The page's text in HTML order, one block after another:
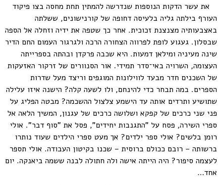
את עשר הדקות הנוספות שנדרשה להמתין תחת מחסה בצו פיקוד
העורף בילתה גליה בלעיסה דחופה של קורנישונים, ששלתה
באצבעותיה מצנצנת זכוכית. אחר כך שטפה את ידיה וזחלה אל הספה
שבסלון. געגוע לופת לפרווה הצחורה הרכה ולגרגור העמום החם הדיר
שינה מעיניה ומילאן דמעות. היא שכבה פרקדן ובהתה בספרייתה
העצומה, השרויה באי־סדר תמידי. אור הסנוורים של זרקור האזעקות
של השכנים חדר מבעד לווילונות המוגפים וריצד מעל שדרות
הספרים. במה תבחר כדי להינחם, ולו לשעה קלה? הישנה איזו עלילה
שתושיע ותרדים אותה עד הישמע צלצול ההשכמה? מבטה הפליג על
פני שני כרכים של קפקא ושלושה כרכים של עגנון, המשיך הלאה אל
ספרי השירה, פסח על "התגנבות יחידים", פסל את "סוף דבר". אולי
רומן בלשים? אולי ספר ילדים? אך מעט ספרי הילדים שעוד נותרו
ברשותה – רובם ככולם ברוסית – שכנו בקיטון העבודה. אולי תספר
לעצמה סיפור? היה הייתה אישה ולה חתולה לבנה ששמה ביאנקה. יום
אחד…